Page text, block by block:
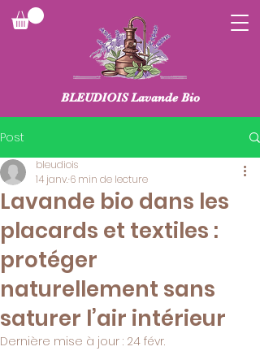
BLEUDIOIS Lavande Bio
Post
Lavande bio dans les
placards et textiles :
protéger
naturellement sans
saturer l’air intérieur
bleudiois
14 janv.6 min de lecture
Dernière mise à jour : 24 févr.